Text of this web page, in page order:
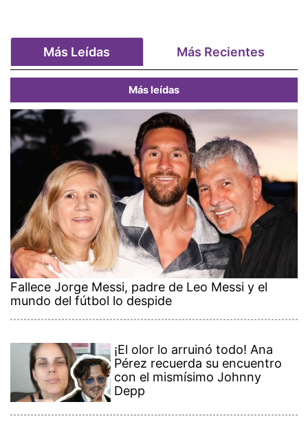
Más Leídas Más Recientes
Más leídas
Fallece Jorge Messi, padre de Leo Messi y el
mundo del fútbol lo despide
¡El olor lo arruinó todo! Ana
Pérez recuerda su encuentro
con el mismísimo Johnny
Depp